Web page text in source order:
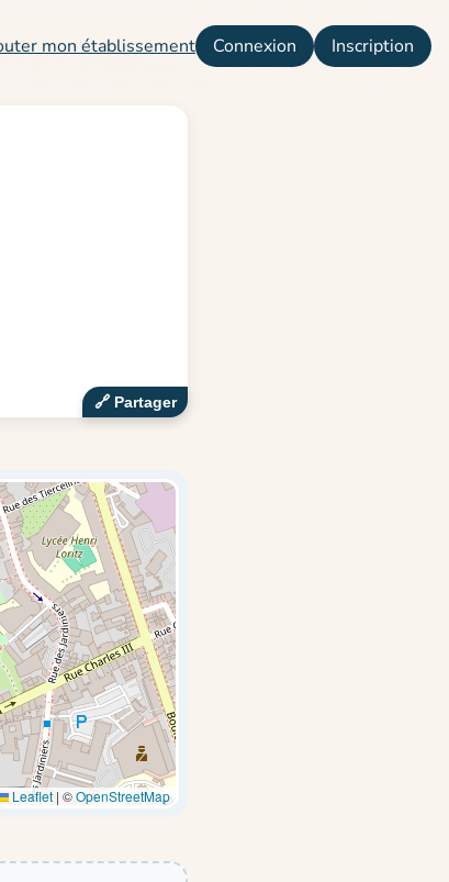
mon établissement Connexion Inscription
🔗‍️ Partager
Leaflet | ©OpenStreetMap